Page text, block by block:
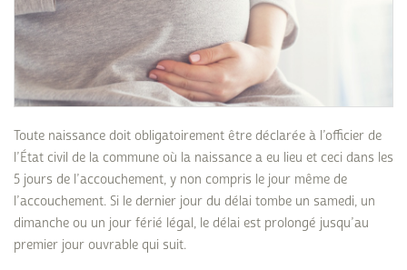
Toute naissance doit obligatoirement être déclarée à l’officier de
l’État civil de la commune où la naissance a eu lieu et ceci dans les
5 jours de l’accouchement, y non compris le jour même de
l’accouchement. Si le dernier jour du délai tombe un samedi, un
dimanche ou un jour férié légal, le délai est prolongé jusqu’au
premier jour ouvrable qui suit.